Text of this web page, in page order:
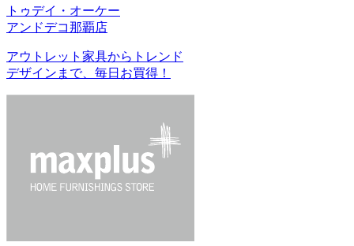
トゥデイ・オーケー
アンドデコ那覇店
アウトレット家具からトレンド
デザインまで、毎日お買得！